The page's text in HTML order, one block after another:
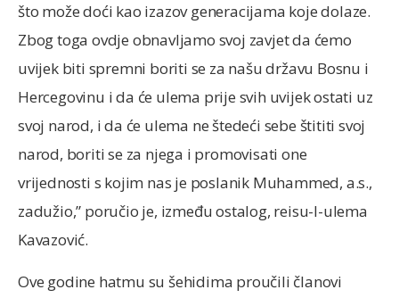
što može doći kao izazov generacijama koje dolaze.
Zbog toga ovdje obnavljamo svoj zavjet da ćemo
uvijek biti spremni boriti se za našu državu Bosnu i
Hercegovinu i da će ulema prije svih uvijek ostati uz
svoj narod, i da će ulema ne štedeći sebe štititi svoj
narod, boriti se za njega i promovisati one
vrijednosti s kojim nas je poslanik Muhammed, a.s.,
zadužio,” poručio je, između ostalog, reisu-l-ulema
Kavazović.
Ove godine hatmu su šehidima proučili članovi